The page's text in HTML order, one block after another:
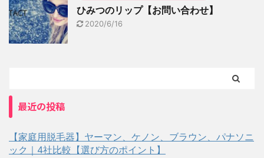
ひみつのリップ【お問い合わせ】
2020/6/16
最近の投稿
【家庭用脱毛器】ヤーマン、ケノン、ブラウン、パナソニ
ック｜4社比較【選び方のポイント】